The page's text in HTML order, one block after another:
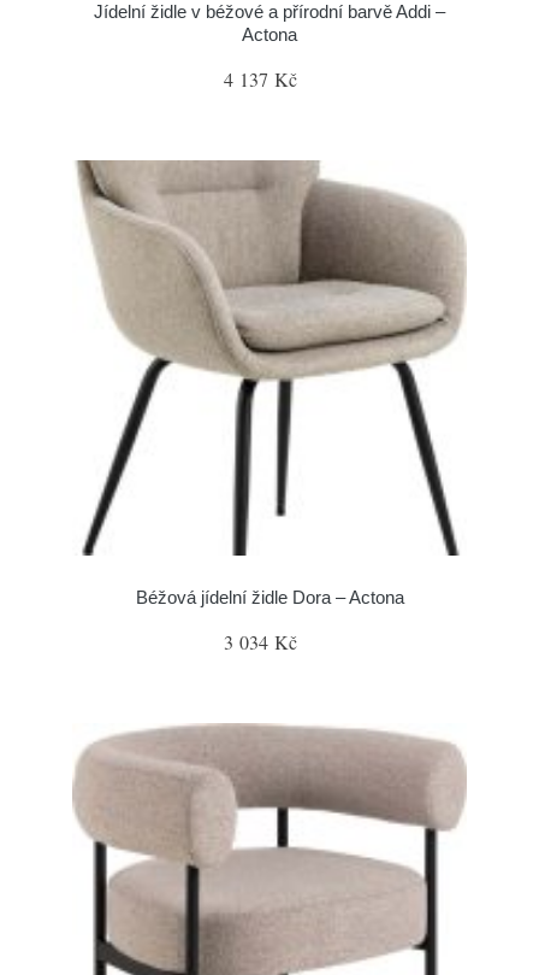
Jídelní židle v béžové a přírodní barvě Addi –
Actona
4 137 Kč
Béžová jídelní židle Dora – Actona
3 034 Kč